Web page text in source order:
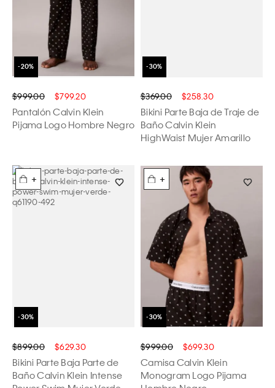
$999.00 $799.20
Pantalón Calvin Klein
Pijama Logo Hombre Negro
$369.00 $258.30
Bikini Parte Baja de Traje de
Baño Calvin Klein
HighWaist Mujer Amarillo
+
$899.00 $629.30
Bikini Parte Baja Parte de
Baño Calvin Klein Intense
+
$999.00 $699.30
Camisa Calvin Klein
Monogram Logo Pijama